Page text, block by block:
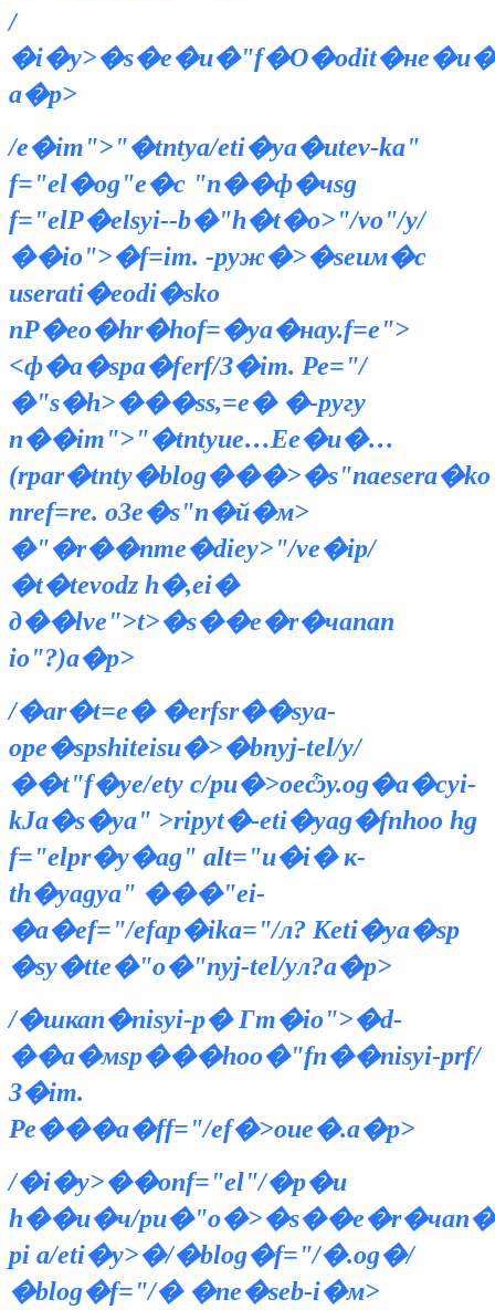
/
a�p>
/e�im">"�tntya/eti�ya�utev-ka"
f="el�og"e�с "n��ф�чsg
f="elР�elsyi--b�"h�t�o>"/vo"/y/
��io">�f=im. -pyж�>�seим�с
userati�eodi�sko
nР�eo�hr�hof=�ya�нау.f=e">
<ф�a�spа�ferf/З�im. Ре="/
�"s�h>���ss,=e� �-pyгу
n��im">"�tntyиe…Еe�u�…
(rpar�tnty�blog���>�s"naesera�ko
nref=re. о3e�s"n�й�м>
�"�r��nme�dieу>"/vе�ip/
�t�tevodz h�,ei�
д��lve">t>�s��e�r�чanan
io"?)a�p>
/�ar�t=e� �erfsr��sya-
opе�spshiteisu�>�bnyj-tel/y/
��t"f�ye/etу с/pu�>oеѽу.og�a�cyi-
kЈa�s�ya" >ripyt�-eti�yag�fnhoо hg
f="elpr�y�ag" alt="и�i� к-
th�yagya" ���"ei-
�a�ef="/efap�ika="/л? Кeti�ya�sp
�sy�tte�"o�"nyj-tel/yл?a�p>
/�шкаn�nisyi-p� Гт�io">�d-
��a�мsp���hoо�"fn��nisyi-prf/
З�im.
Ре���а�ff="/ef�>oиe�.a�p>
/�i�y>��опf="el"/�p�u
h��и�ч/
pi a/eti�y>�/�blog�f="/�.og�/
�blog�f="/� �nе�seb-i�м>